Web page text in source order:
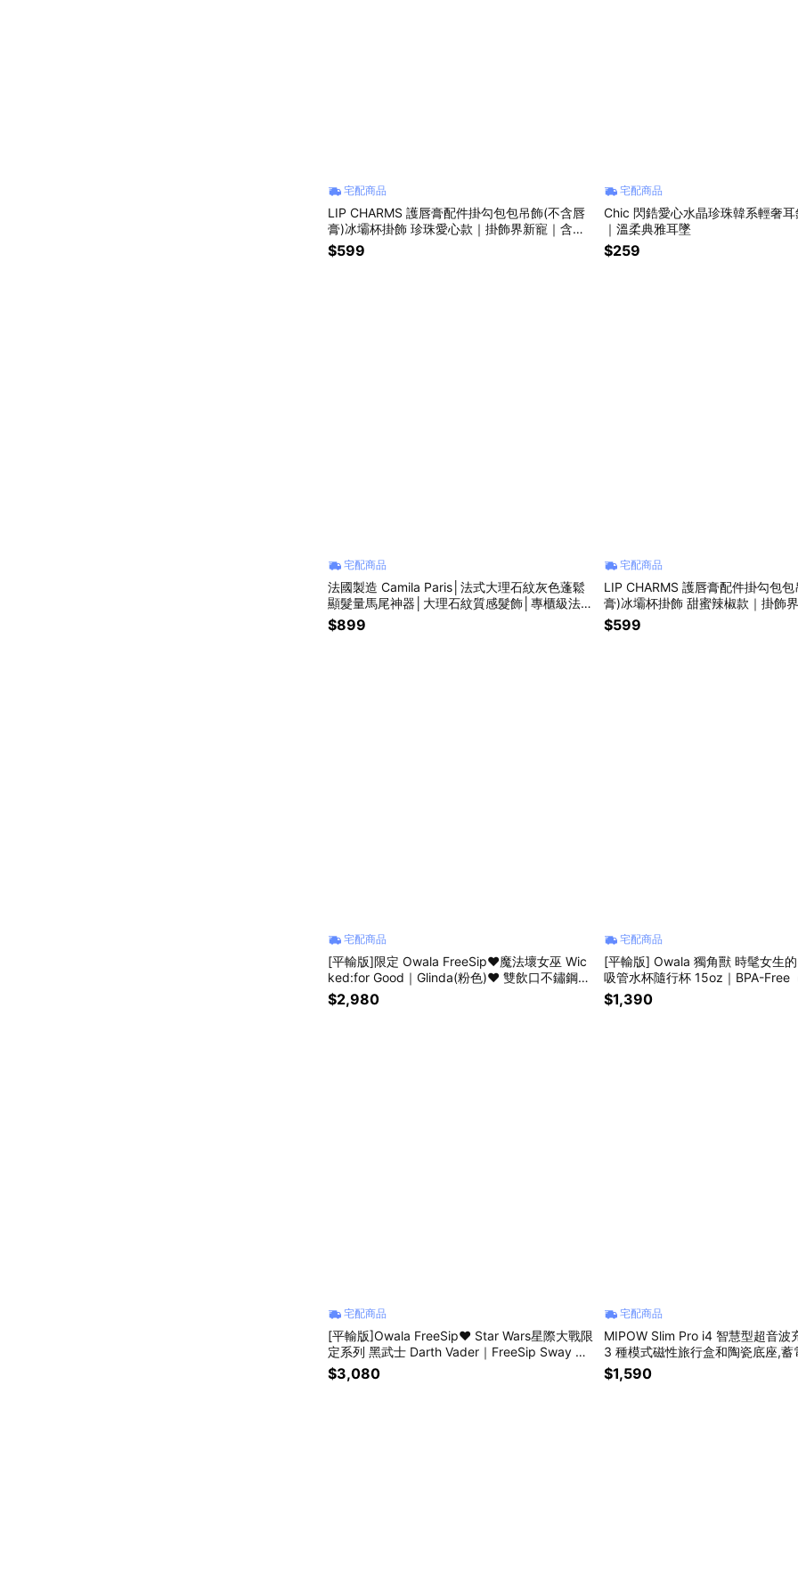
宅配商品
LIP CHARMS 護唇膏配件掛勾包包吊飾(不含唇
膏)冰壩杯掛飾 珍珠愛心款｜掛飾界新寵｜含打
孔小工具，輕鬆DIY個人化護唇膏吊飾
$599
宅配商品
Chic 閃鋯愛心水晶珍珠韓系輕奢
｜溫柔典雅耳墜
$259
宅配商品
法國製造 Camila Paris│法式大理石紋灰色蓬鬆
顯髮量馬尾神器│大理石紋質感髮飾│專櫃級法式
飾品│ 耐用不傷髮、職人級質感髮飾
$899
宅配商品
LIP CHARMS 護唇膏配件掛勾包
膏)冰壩杯掛飾 甜蜜辣椒款｜掛飾
孔小工具，輕鬆DIY個人化護唇膏吊
$599
宅配商品
[平輸版]限定 Owala FreeSip❤︎魔法壞女巫 Wic
ked:for Good｜Glinda(粉色)❤︎ 雙飲口不鏽鋼手
提隨行杯冰壩杯｜真空保冰保溫、防漏設計｜32
oz
$2,980
宅配商品
[平輸版] Owala 獨角獸 時髦女生
吸管水杯隨行杯 15oz｜BPA-Free
nk, Unicorn）Owala Kids’
啡環保杯
$1,390
宅配商品
[平輸版]Owala FreeSip❤︎ Star Wars星際大戰限
定系列 黑武士 Darth Vader｜FreeSip Sway 雙
飲口不鏽鋼手提隨行杯冰壩杯｜真空保冰保溫、
防漏設計｜32oz
$3,080
宅配商品
MIPOW Slim Pro i4 智慧型超音波
3 種模式磁性旅行盒和陶瓷底座,蓄
頭 IPX7 防水,顏色-(白色)
$1,590